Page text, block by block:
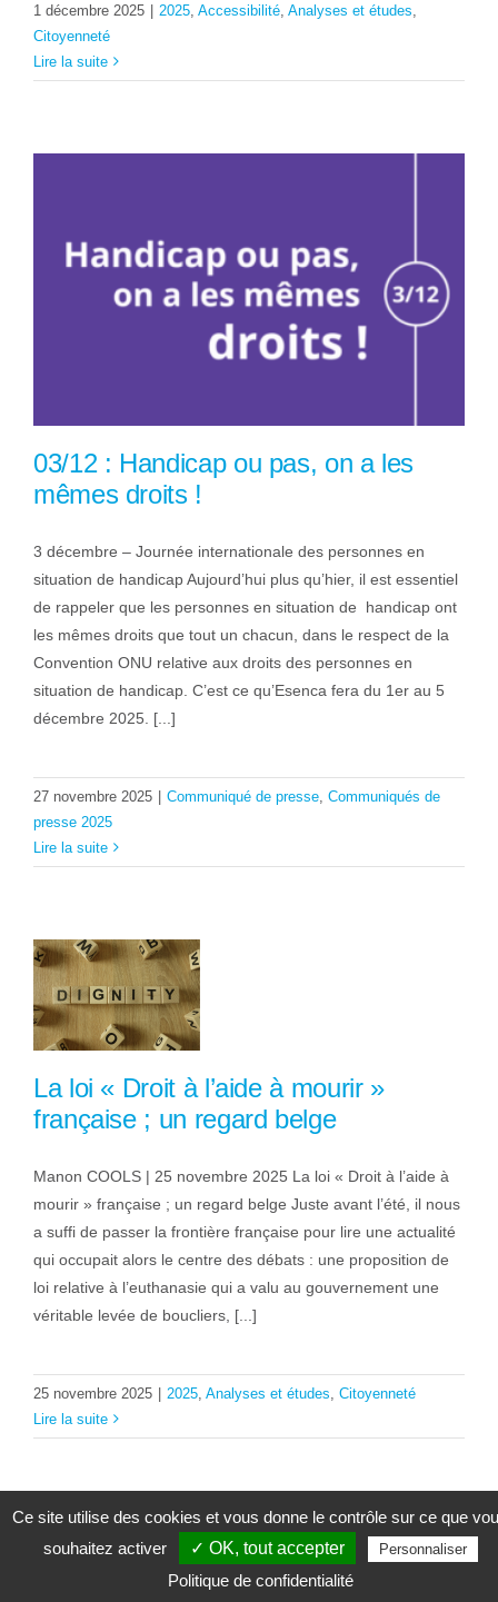
1 décembre 2025 2025 Accessibilité Analyses et études
Citoyenneté
Lire la suite
03/12 : Handicap ou pas, on a les
mêmes droits !
3 décembre – Journée internationale des personnes en
situation de handicap Aujourd’hui plus qu’hier, il est essentiel
de rappeler que les personnes en situation de handicap ont
les mêmes droits que tout un chacun, dans le respect de la
Convention ONU relative aux droits des personnes en
situation de handicap. C’est ce qu’Esenca fera du 1er au 5
décembre 2025. [...]
27 novembre 2025 Communiqué de presse Communiqués de
presse 2025
Lire la suite
La loi « Droit à l’aide à mourir »
française ; un regard belge
Manon COOLS | 25 novembre 2025 La loi « Droit à l’aide à
mourir » française ; un regard belge Juste avant l’été, il nous
a suffi de passer la frontière française pour lire une actualité
qui occupait alors le centre des débats : une proposition de
loi relative à l’euthanasie qui a valu au gouvernement une
véritable levée de boucliers, [...]
25 novembre 2025 2025 Analyses et études Citoyenneté
Lire la suite
Ce site utilise des cookies et vous donne le contrôle sur ce que
souhaitez activer
✓ OK, tout accepter Personnaliser
Politique de confidentialité